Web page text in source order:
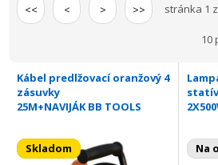
<< < > >> stránka 1
10
Kábel predlžovací oranžový 4
zásuvky
25M+NAVIJÁK BB TOOLS
Skladom Na